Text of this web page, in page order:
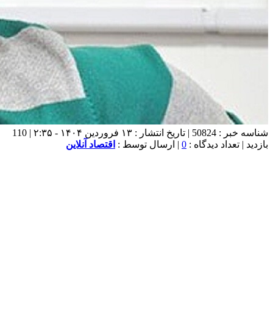
شناسه خبر : 50824 | تاریخ انتشار : ۱۳ فروردین ۱۴۰۴ - ۲:۳۵ | 110
بازدید | تعداد دیدگاه : 0 | ارسال توسط : اقتصاد آنلاین